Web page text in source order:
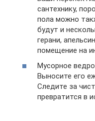
сантехнику,
пола можно
будут и
герани,
помещение на
Мусорное
Выносите его
Следите за
превратится в